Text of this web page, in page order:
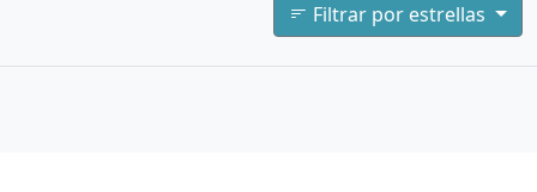
Filtrar por estrellas